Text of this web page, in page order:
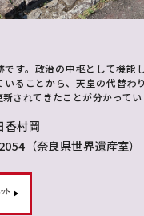
です。政治の中枢として機能
いることから、天皇の代替わ
されてきたことが分かってい
香村岡
（奈良県世界遺産室）